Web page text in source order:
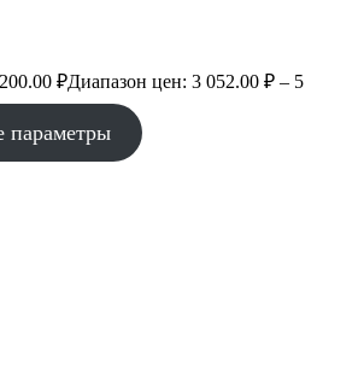
₽Диапазон цен: 3 052.00 ₽ – 5
параметры